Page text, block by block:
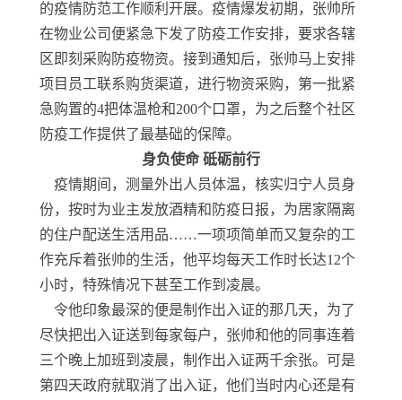
的疫情防范工作顺利开展。疫情爆发初期，张帅所
在物业公司便紧急下发了防疫工作安排，要求各辖
区即刻采购防疫物资。接到通知后，张帅马上安排
项目员工联系购货渠道，进行物资采购，第一批紧
急购置的4把体温枪和200个口罩，为之后整个社区
防疫工作提供了最基础的保障。
身负使命 砥砺前行
疫情期间，测量外出人员体温，核实归宁人员身
份，按时为业主发放酒精和防疫日报，为居家隔离
的住户配送生活用品……一项项简单而又复杂的工
作充斥着张帅的生活，他平均每天工作时长达12个
小时，特殊情况下甚至工作到凌晨。
令他印象最深的便是制作出入证的那几天，为了
尽快把出入证送到每家每户，张帅和他的同事连着
三个晚上加班到凌晨，制作出入证两千余张。可是
第四天政府就取消了出入证，他们当时内心还是有